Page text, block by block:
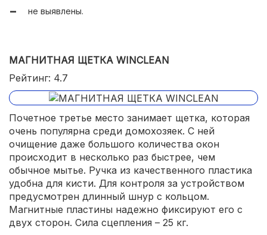
не выявлены.
МАГНИТНАЯ ЩЕТКА WINCLEAN
Рейтинг: 4.7
Почетное третье место занимает щетка, которая
очень популярна среди домохозяек. С ней
очищение даже большого количества окон
происходит в несколько раз быстрее, чем
обычное мытье. Ручка из качественного пластика
удобна для кисти. Для контроля за устройством
предусмотрен длинный шнур с кольцом.
Магнитные пластины надежно фиксируют его с
двух сторон. Сила сцепления – 25 кг.